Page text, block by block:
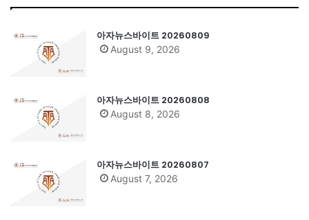
아자뉴스바이트 20260809
August 9, 2026
아자뉴스바이트 20260808
August 8, 2026
아자뉴스바이트 20260807
August 7, 2026